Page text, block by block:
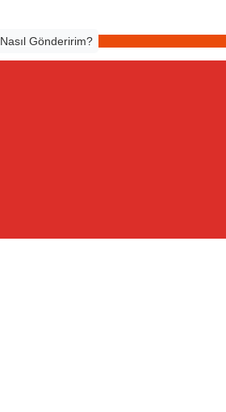
Nasıl Gönderirim?